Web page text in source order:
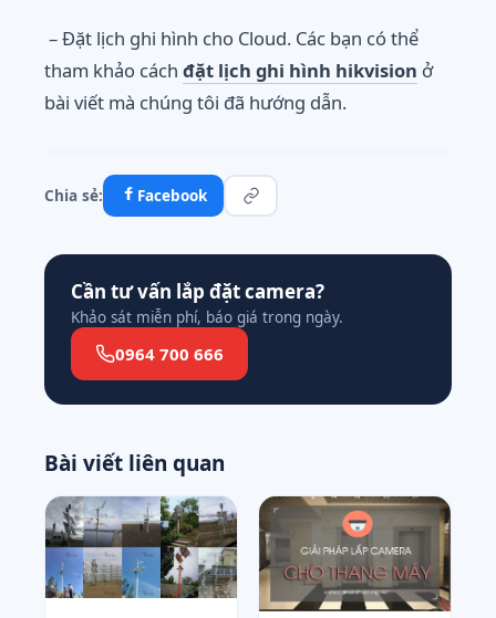
– Đặt lịch ghi hình cho Cloud. Các bạn có thể
tham khảo cách đặt lịch ghi hình hikvision ở
bài viết mà chúng tôi đã hướng dẫn.
Chia sẻ: Facebook
Cần tư vấn lắp đặt camera?
Khảo sát miễn phí, báo giá trong ngày.
0964 700 666
Bài viết liên quan